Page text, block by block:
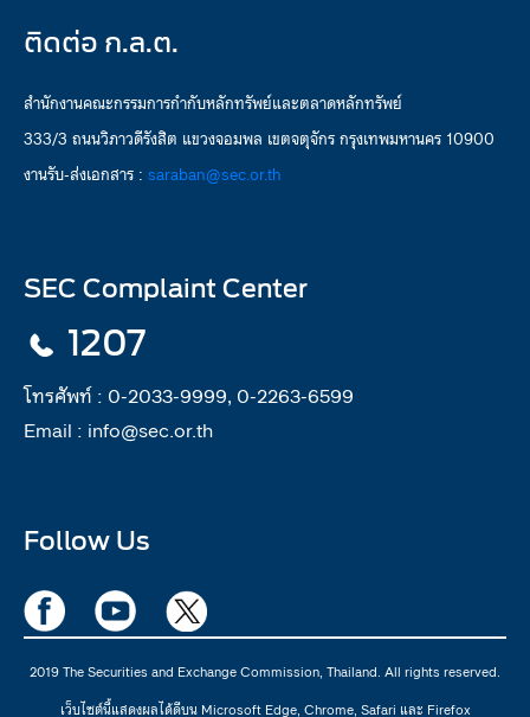
ติดต่อ ก.ล.ต.
สำนักงานคณะกรรมการกำกับหลักทรัพย์และตลาดหลักทรัพย์
333/3 ถนนวิภาวดีรังสิต แขวงจอมพล เขตจตุจักร กรุงเทพมหานคร 10900
งานรับ-ส่งเอกสาร : saraban@sec.or.th
SEC Complaint Center
1207
โทรศัพท์ : 0-2033-9999, 0-2263-6599
Email : info@sec.or.th
Follow Us
2019 The Securities and Exchange Commission, Thailand. All rights reserved.
เว็บไซต์นี้แสดงผลได้ดีบน Microsoft Edge, Chrome, Safari และ Firefox